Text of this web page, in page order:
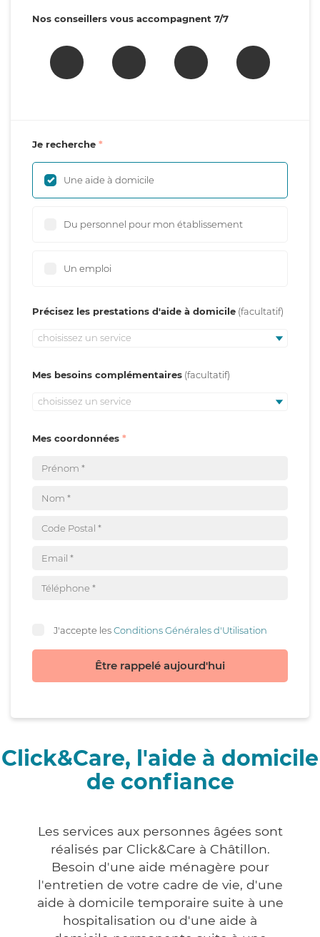
Nos conseillers vous accompagnent 7/7
Je recherche
Une aide à domicile
Du personnel pour mon établissement
Un emploi
Précisez les prestations d'aide à domicile
choisissez un service
Mes besoins complémentaires
choisissez un service
Mes coordonnées
J'accepte lesConditions Générales d'Utilisation
Être rappelé aujourd'hui
Click&Care, l'aide à domicile
de confiance
Les services aux personnes âgées sont
réalisés par Click&Care à Châtillon.
Besoin d'une aide ménagère pour
l'entretien de votre cadre de vie, d'une
aide à domicile temporaire suite à une
hospitalisation ou d'une aide à